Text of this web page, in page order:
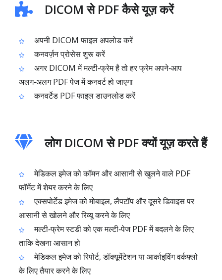
DICOM से PDF कैसे यूज़ करें
अपनी DICOM फाइल अपलोड करें
कनवर्ज़न प्रोसेस शुरू करें
अगर DICOM में मल्टी‑फ्रेम है तो हर फ्रेम अपने‑आप
अलग‑अलग PDF पेज में कनवर्ट हो जाएगा
कनवर्टेड PDF फाइल डाउनलोड करें
लोग DICOM से PDF क्यों यूज़ करते हैं
मेडिकल इमेज को कॉमन और आसानी से खुलने वाले PDF
फॉर्मेट में शेयर करने के लिए
एक्सपोर्टेड इमेज को मोबाइल, लैपटॉप और दूसरे डिवाइस पर
आसानी से खोलने और रिव्यू करने के लिए
मल्टी‑फ्रेम स्टडी को एक मल्टी‑पेज PDF में बदलने के लिए
ताकि देखना आसान हो
मेडिकल इमेज को रिपोर्ट, डॉक्यूमेंटेशन या आर्काइविंग वर्कफ़्लो
के लिए तैयार करने के लिए